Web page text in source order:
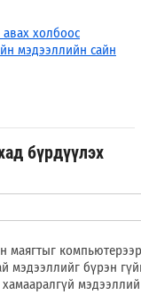
холбоос
мэдээллийн сайн
бүрдүүлэх
маягтыг
мэдээллийг бүрэн